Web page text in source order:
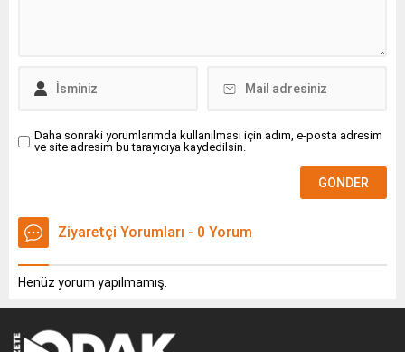
Daha sonraki yorumlarımda kullanılması için adım, e-posta adresim
ve site adresim bu tarayıcıya kaydedilsin.
Ziyaretçi Yorumları - 0 Yorum
Henüz yorum yapılmamış.